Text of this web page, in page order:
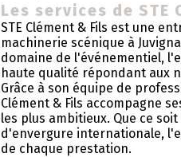
Les services de STE
STE Clément & Fils est une
machinerie scénique à
domaine de l'événementiel,
haute qualité répondant aux
Grâce à son équipe de
Clément & Fils accompagne
les plus ambitieux. Que ce
d'envergure internationale,
de chaque prestation.